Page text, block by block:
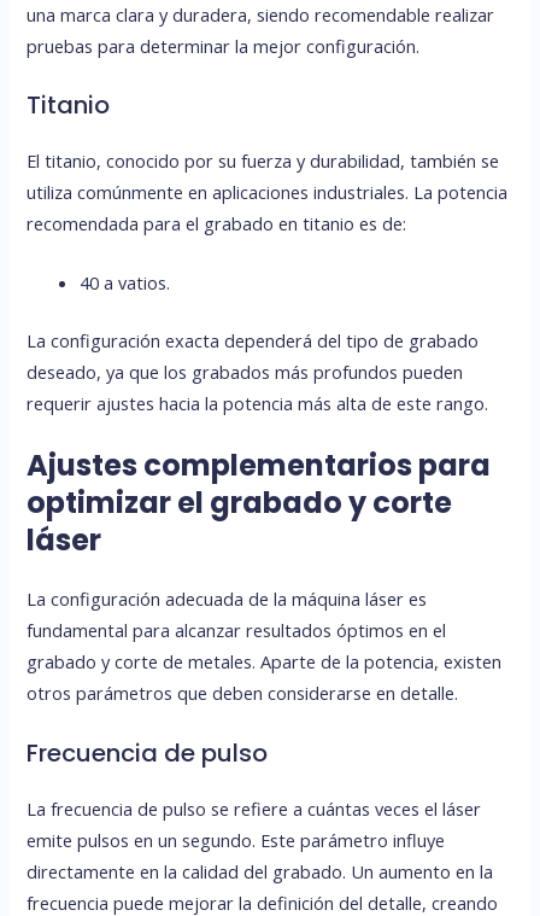
una marca clara y duradera, siendo recomendable realizar
pruebas para determinar la mejor configuración.
Titanio
El titanio, conocido por su fuerza y durabilidad, también se
utiliza comúnmente en aplicaciones industriales. La potencia
recomendada para el grabado en titanio es de:
40 a vatios.
La configuración exacta dependerá del tipo de grabado
deseado, ya que los grabados más profundos pueden
requerir ajustes hacia la potencia más alta de este rango.
Ajustes complementarios para
optimizar el grabado y corte
láser
La configuración adecuada de la máquina láser es
fundamental para alcanzar resultados óptimos en el
grabado y corte de metales. Aparte de la potencia, existen
otros parámetros que deben considerarse en detalle.
Frecuencia de pulso
La frecuencia de pulso se refiere a cuántas veces el láser
emite pulsos en un segundo. Este parámetro influye
directamente en la calidad del grabado. Un aumento en la
frecuencia puede mejorar la definición del detalle, creando